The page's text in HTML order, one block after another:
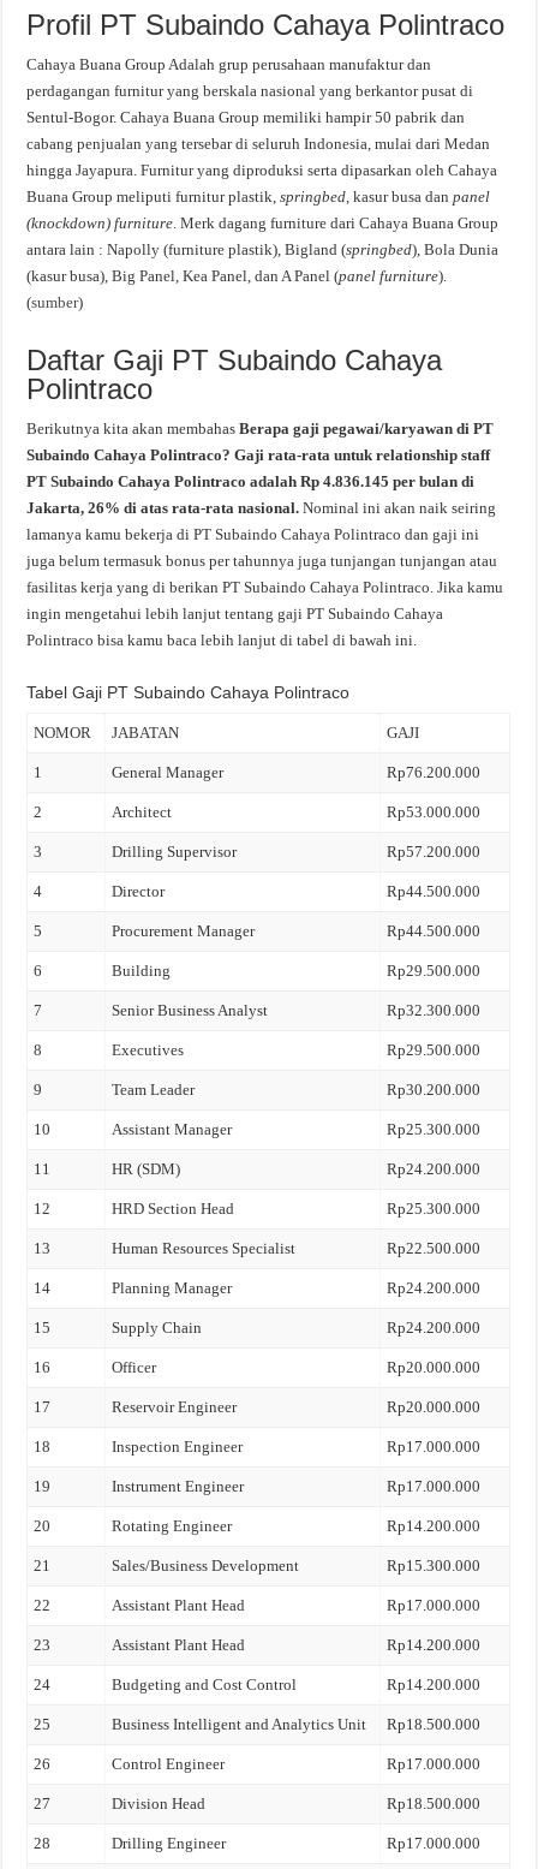
Profil PT Subaindo Cahaya Polintraco
Cahaya Buana Group Adalah grup perusahaan manufaktur dan
perdagangan furnitur yang berskala nasional yang berkantor pusat di
Sentul-Bogor. Cahaya Buana Group memiliki hampir 50 pabrik dan
cabang penjualan yang tersebar di seluruh Indonesia, mulai dari Medan
hingga Jayapura. Furnitur yang diproduksi serta dipasarkan oleh Cahaya
Buana Group meliputi furnitur plastik,springbed , kasur busa danpanel
(knockdown) furniture . Merk dagang furniture dari Cahaya Buana Group
antara lain : Napolly (furniture plastik), Bigland (springbed), Bola Dunia
(kasur busa), Big Panel, Kea Panel, dan A Panel (panel furniture).
(sumber)
Daftar Gaji PT Subaindo Cahaya
Polintraco
Berikutnya kita akan membahasBerapa gaji pegawai/karyawan di PT
Subaindo Cahaya Polintraco? Gaji rata-rata untuk relationship staff
PT Subaindo Cahaya Polintraco adalah Rp 4.836.145 per bulan di
Jakarta, 26% di atas rata-rata nasional.Nominal ini akan naik seiring
lamanya kamu bekerja di PT Subaindo Cahaya Polintraco dan gaji ini
juga belum termasuk bonus per tahunnya juga tunjangan tunjangan atau
fasilitas kerja yang di berikan PT Subaindo Cahaya Polintraco. Jika kamu
ingin mengetahui lebih lanjut tentang gaji PT Subaindo Cahaya
Polintraco bisa kamu baca lebih lanjut di tabel di bawah ini.
Tabel Gaji PT Subaindo Cahaya Polintraco
NOMOR JABATAN GAJI
1 General Manager Rp76.200.000
2 Architect Rp53.000.000
3 Drilling Supervisor Rp57.200.000
4 Director Rp44.500.000
5 Procurement Manager Rp44.500.000
6 Building Rp29.500.000
7 Senior Business Analyst Rp32.300.000
8 Executives Rp29.500.000
9 Team Leader Rp30.200.000
10 Assistant Manager Rp25.300.000
11 HR (SDM) Rp24.200.000
12 HRD Section Head Rp25.300.000
13 Human Resources Specialist Rp22.500.000
14 Planning Manager Rp24.200.000
15 Supply Chain Rp24.200.000
16 Officer Rp20.000.000
17 Reservoir Engineer Rp20.000.000
18 Inspection Engineer Rp17.000.000
19 Instrument Engineer Rp17.000.000
20 Rotating Engineer Rp14.200.000
21 Sales/Business Development Rp15.300.000
22 Assistant Plant Head Rp17.000.000
23 Assistant Plant Head Rp14.200.000
24 Budgeting and Cost Control Rp14.200.000
25 Business Intelligent and Analytics Unit Rp18.500.000
26 Control Engineer Rp17.000.000
27 Division Head Rp18.500.000
28 Drilling Engineer Rp17.000.000